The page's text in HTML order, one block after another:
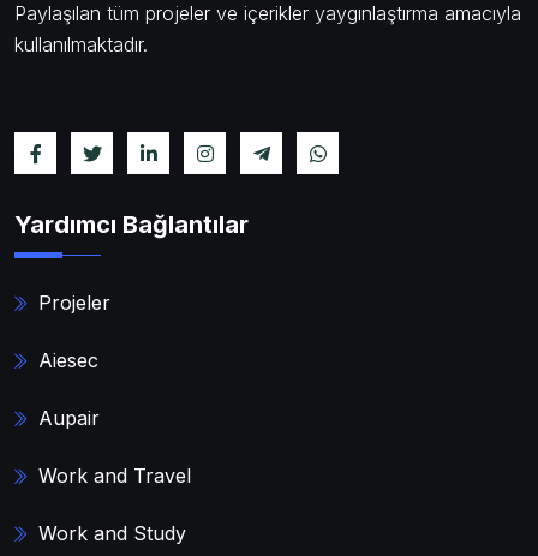
Paylaşılan tüm projeler ve içerikler yaygınlaştırma amacıyla
kullanılmaktadır.
Yardımcı Bağlantılar
Projeler
Aiesec
Aupair
Work and Travel
Work and Study